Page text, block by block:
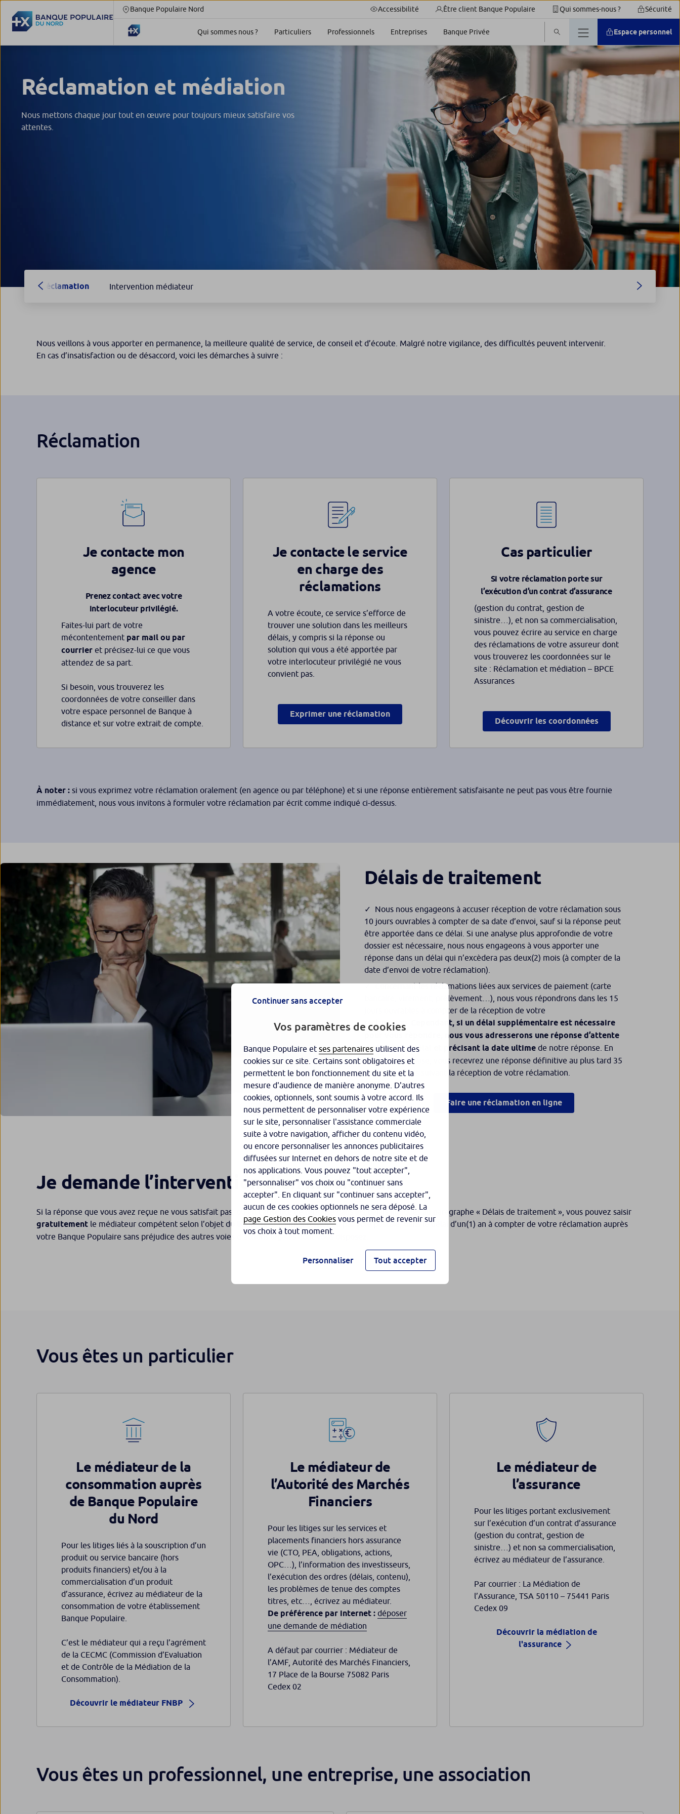
Banque Populaire Nord Accessibilité Être client Banque Populaire Qui sommes-nous ? Sécurité
Qui sommes nous ? Particuliers Professionnels Entreprises Banque Privée Espace personnel
Réclamation et médiation
Nous mettons chaque jour tout en œuvre pour toujours mieux satisfaire vos
attentes.
Réclamation Intervention médiateur
Nous veillons à vous apporter en permanence, la meilleure qualité de service, de conseil et d’écoute. Malgré notre vigilance, des difficultés peuvent intervenir.
En cas d’insatisfaction ou de désaccord, voici les démarches à suivre :
Réclamation
Je contacte mon
agence
Prenez contact avec votre
interlocuteur privilégié.
Faites-lui part de votre
mécontentement par mail ou par
courrier et précisez-lui ce que vous
attendez de sa part.
Si besoin, vous trouverez les
coordonnées de votre conseiller dans
votre espace personnel de Banque à
distance et sur votre extrait de compte.
Je contacte le service
en charge des
réclamations
A votre écoute, ce service s’efforce de
trouver une solution dans les meilleurs
délais, y compris si la réponse ou
solution qui vous a été apportée par
votre interlocuteur privilégié ne vous
convient pas.
Exprimer une réclamation
Cas particulier
Si votre réclamation porte sur
l’exécution d’un contrat d’assurance
(gestion du contrat, gestion de
sinistre…), et non sa commercialisation,
vous pouvez écrire au service en charge
des réclamations de votre assureur dont
vous trouverez les coordonnées sur le
site : Réclamation et médiation – BPCE
Assurances
Découvrir les coordonnées
À noter : si vous exprimez votre réclamation oralement (en agence ou par téléphone) et si une réponse entièrement satisfaisante ne peut pas vous être fournie
immédiatement, nous vous invitons à formuler votre réclamation par écrit comme indiqué ci-dessus.
Délais de traitement
Nous nous engageons à accuser réception de votre réclamation sous
10 jours ouvrables à compter de sa date d’envoi, sauf si la réponse peut
être apportée dans ce délai. Si une analyse plus approfondie de votre
dossier est nécessaire, nous nous engageons à vous apporter une
réponse dans un délai qui n’excèdera pas deux(2) mois (à compter de la
date d’envoi de votre réclamation).
Concernant les réclamations liées aux services de paiement (carte
bancaire, virement, prélèvement…), nous vous répondrons dans les 15
jours ouvrables à compter de la réception de votre
réclamation.
Cependant, si un délai supplémentaire est nécessaire
pour vous répondre, nous vous adresserons une réponse d’attente
motivant ce délai et précisant la date ultime de notre réponse. En
tout état de cause, vous recevrez une réponse définitive au plus tard 35
jours ouvrables suivant la réception de votre réclamation.
Faire une réclamation en ligne
Je demande l’intervention d’un médiateur
Si la réponse que vous avez reçue ne vous satisfait pas, ou en l’absence de réponse dans les délais indiqués au paragraphe « Délais de traitement », vous pouvez saisir
gratuitement le médiateur compétent selon l’objet du litige sur son site internet ou par voie postale, dans le délai d’un(1) an à compter de votre réclamation auprès
votre Banque Populaire sans préjudice des autres voies d’actions légales dont vous disposez.
Vous êtes un particulier
Le médiateur de la
consommation auprès
de Banque Populaire
du Nord
Pour les litiges liés à la souscription d’un
produit ou service bancaire (hors
produits financiers) et/ou à la
commercialisation d’un produit
d’assurance, écrivez au médiateur de la
consommation de votre établissement
Banque Populaire.
C’est le médiateur qui a reçu l’agrément
de la CECMC (Commission d’Evaluation
et de Contrôle de la Médiation de la
Consommation).
Découvrir le médiateur FNBP
Le médiateur de
l’Autorité des Marchés
Financiers
Pour les litiges sur les services et
placements financiers hors assurance
vie (CTO, PEA, obligations, actions,
OPC…), l’information des investisseurs,
l’exécution des ordres (délais, contenu),
les problèmes de tenue des comptes
titres, etc…, écrivez au médiateur.
De préférence par internet : déposer
une demande de médiation
A défaut par courrier : Médiateur de
l’AMF, Autorité des Marchés Financiers,
17 Place de la Bourse 75082 Paris
Cedex 02
Le médiateur de
l’assurance
Pour les litiges portant exclusivement
sur l’exécution d’un contrat d’assurance
(gestion du contrat, gestion de
sinistre…) et non sa commercialisation,
écrivez au médiateur de l’assurance.
Par courrier : La Médiation de
l’Assurance, TSA 50110 – 75441 Paris
Cedex 09
Découvrir la médiation de
l'assurance
Vous êtes un professionnel, une entreprise, une association
Continuer sans accepter
Vos paramètres de cookies
Banque Populaire et ses partenaires utilisent des
cookies sur ce site. Certains sont obligatoires et
permettent le bon fonctionnement du site et la
mesure d'audience de manière anonyme. D'autres
cookies, optionnels, sont soumis à votre accord. Ils
nous permettent de personnaliser votre expérience
sur le site, personnaliser l'assistance commerciale
suite à votre navigation, afficher du contenu vidéo,
ou encore personnaliser les annonces publicitaires
diffusées sur Internet en dehors de notre site et de
nos applications. Vous pouvez "tout accepter",
"personnaliser" vos choix ou "continuer sans
accepter". En cliquant sur "continuer sans accepter",
aucun de ces cookies optionnels ne sera déposé. La
page Gestion des Cookies vous permet de revenir sur
vos choix à tout moment.
Personnaliser Tout accepter